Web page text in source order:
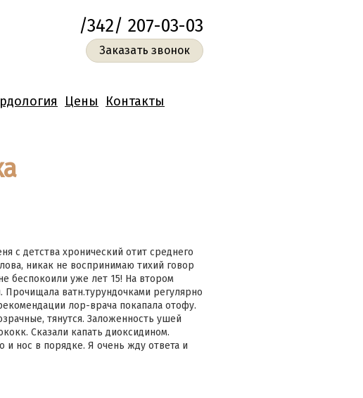
/342/ 207-03-03
Заказать звонок
Цены Контакты
с детства хронический отит среднего
никак не воспринимаю тихий говор
беспокоили уже лет 15! На втором
ватн.турундочками регулярно
лор-врача покапала отофу.
тянутся. Заложенность ушей
Сказали капать диоксидином.
и нос в порядке. Я очень жду ответа и